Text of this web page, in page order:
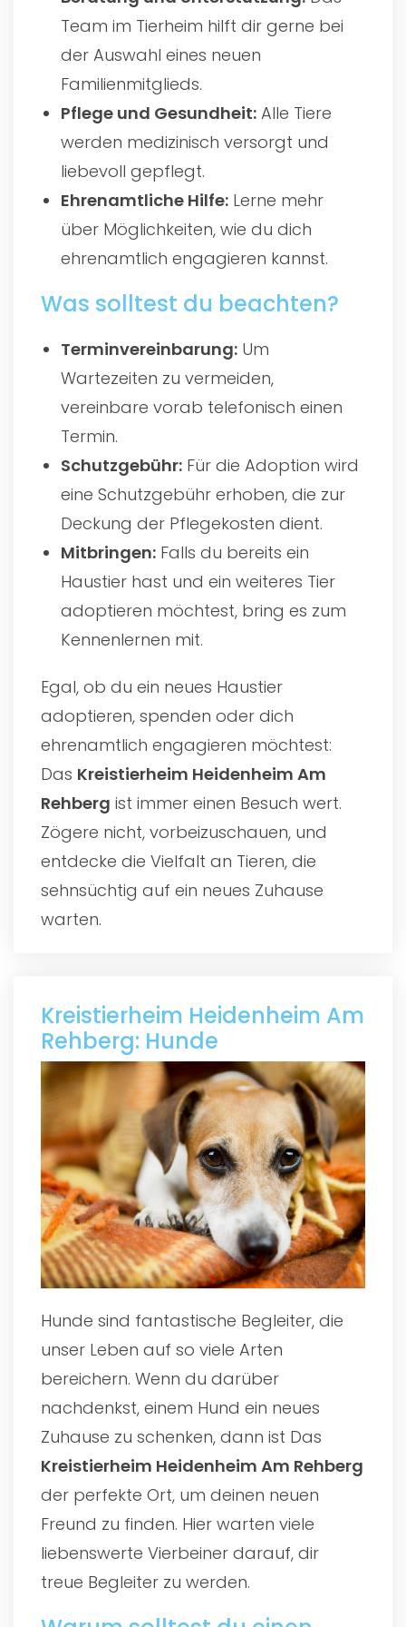
Team im Tierheim hilft dir gerne bei
der Auswahl eines neuen
Familienmitglieds.
Pflege und Gesundheit: Alle Tiere
werden medizinisch versorgt und
liebevoll gepflegt.
Ehrenamtliche Hilfe: Lerne mehr
über Möglichkeiten, wie du dich
ehrenamtlich engagieren kannst.
Was solltest du beachten?
Terminvereinbarung: Um
Wartezeiten zu vermeiden,
vereinbare vorab telefonisch einen
Termin.
Schutzgebühr: Für die Adoption wird
eine Schutzgebühr erhoben, die zur
Deckung der Pflegekosten dient.
Mitbringen: Falls du bereits ein
Haustier hast und ein weiteres Tier
adoptieren möchtest, bring es zum
Kennenlernen mit.
Egal, ob du ein neues Haustier
adoptieren, spenden oder dich
ehrenamtlich engagieren möchtest:
Das Kreistierheim Heidenheim Am
Rehberg ist immer einen Besuch wert.
Zögere nicht, vorbeizuschauen, und
entdecke die Vielfalt an Tieren, die
sehnsüchtig auf ein neues Zuhause
warten.
Kreistierheim Heidenheim Am
Rehberg: Hunde
Hunde sind fantastische Begleiter, die
unser Leben auf so viele Arten
bereichern. Wenn du darüber
nachdenkst, einem Hund ein neues
Zuhause zu schenken, dann ist Das
Kreistierheim Heidenheim Am Rehberg
der perfekte Ort, um deinen neuen
Freund zu finden. Hier warten viele
liebenswerte Vierbeiner darauf, dir
treue Begleiter zu werden.